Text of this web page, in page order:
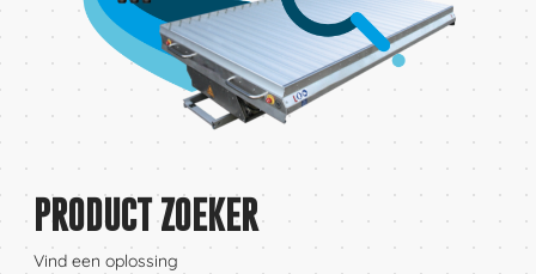
PRODUCT ZOEKER
Vind een oplossing